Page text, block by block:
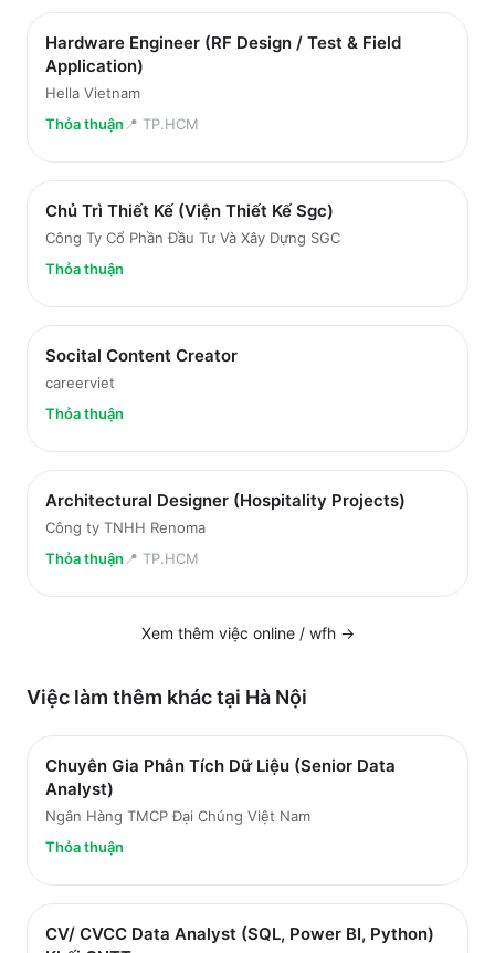
Hardware Engineer (RF Design / Test & Field
Application)
Hella Vietnam
Thỏa thuận 📍 TP.HCM
Chủ Trì Thiết Kế (Viện Thiết Kế Sgc)
Công Ty Cổ Phần Đầu Tư Và Xây Dựng SGC
Thỏa thuận
Socital Content Creator
careerviet
Thỏa thuận
Architectural Designer (Hospitality Projects)
Công ty TNHH Renoma
Thỏa thuận 📍 TP.HCM
Xem thêm việc online / wfh→
Việc làm thêm khác tại Hà Nội
Chuyên Gia Phân Tích Dữ Liệu (Senior Data
Analyst)
Ngân Hàng TMCP Đại Chúng Việt Nam
Thỏa thuận
CV/ CVCC Data Analyst (SQL, Power BI, Python)